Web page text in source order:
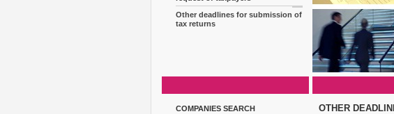
Other deadlines for submission of
tax returns
COMPANIES SEARCH OTHER